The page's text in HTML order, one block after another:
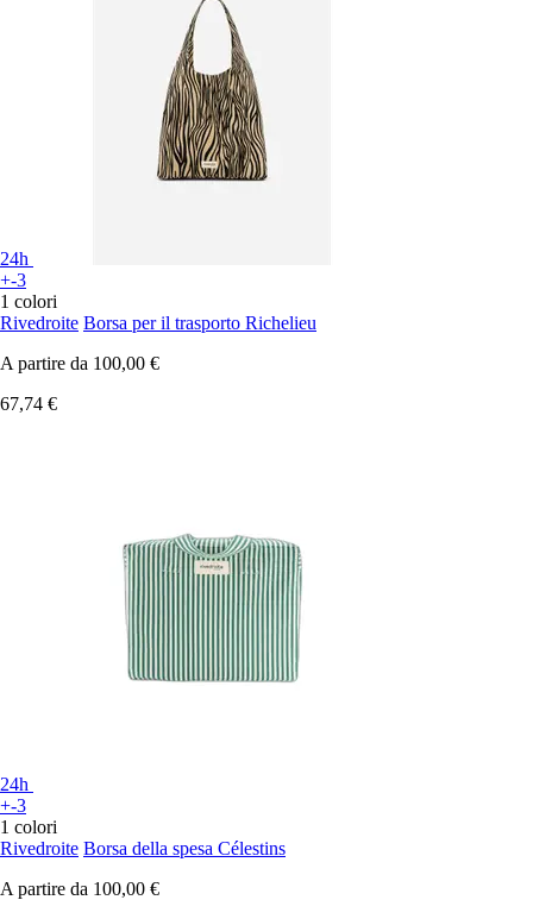
24h
+-3
1 colori
Rivedroite Borsa per il trasporto Richelieu
A partire da 100,00 €
67,74 €
24h
+-3
1 colori
Rivedroite Borsa della spesa Célestins
A partire da 100,00 €